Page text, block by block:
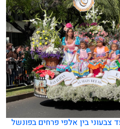
בין אלפי פרחים בפונשל